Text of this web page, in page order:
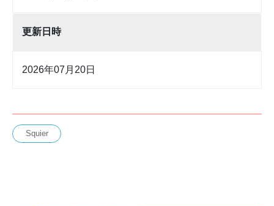
更新日時
2026年07月20日
Squier